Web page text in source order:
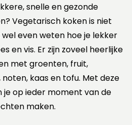
snelle en gezonde
Vegetarisch koken is niet
even weten hoe je lekker
en vis. Er zijn zoveel heerlijke
met groenten, fruit,
kaas en tofu. Met deze
je op ieder moment van de
maken.